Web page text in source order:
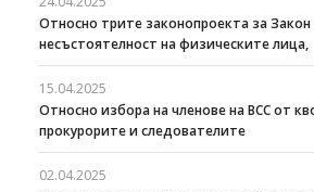
Относно трите законопроекта за Закон
несъстоятелност на физическите лица,
15.04.2025
Относно избора на членове на ВСС от
прокурорите и следователите
02.04.2025